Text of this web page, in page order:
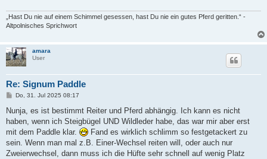
„Hast Du nie auf einem Schimmel gesessen, hast Du nie ein gutes Pferd geritten.“ -
Altpolnisches Sprichwort
amara
User
Re: Signum Paddle
B
r
a
Do, 31. Jul 2025 08:17
Nunja, es ist bestimmt Reiter und Pferd abhängig. Ich kann es nicht
haben, wenn ich Steigbügel UND Wildleder habe, das war mir aber erst
mit dem Paddle klar.
Fand es wirklich schlimm so festgetackert zu
sein. Wenn man mal z.B. Einer-Wechsel reiten will, oder auch nur
Zweierwechsel, dann muss ich die Hüfte sehr schnell auf wenig Platz